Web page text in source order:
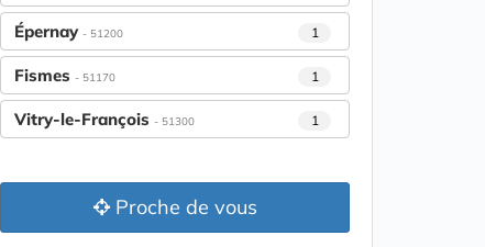
Épernay - 51200 1
Fismes - 51170 1
Vitry-le-François - 51300 1
Proche de vous